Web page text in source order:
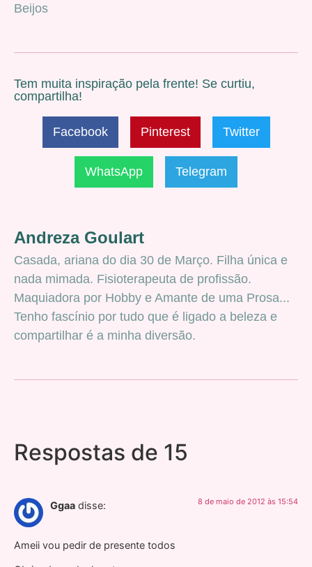
Beijos
Tem muita inspiração pela frente! Se curtiu,
compartilha!
Facebook Pinterest Twitter
WhatsApp Telegram
Andreza Goulart
Casada, ariana do dia 30 de Março. Filha única e
nada mimada. Fisioterapeuta de profissão.
Maquiadora por Hobby e Amante de uma Prosa...
Tenho fascínio por tudo que é ligado a beleza e
compartilhar é a minha diversão.
Respostas de 15
Ggaa disse: 8 de maio de 2012 às 15:54
Ameii vou pedir de presente todos